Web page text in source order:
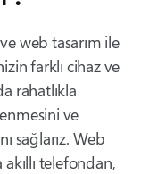
web tasarım ile
farklı cihaz ve
rahatlıkla
ve
sağlarız. Web
akıllı telefondan,